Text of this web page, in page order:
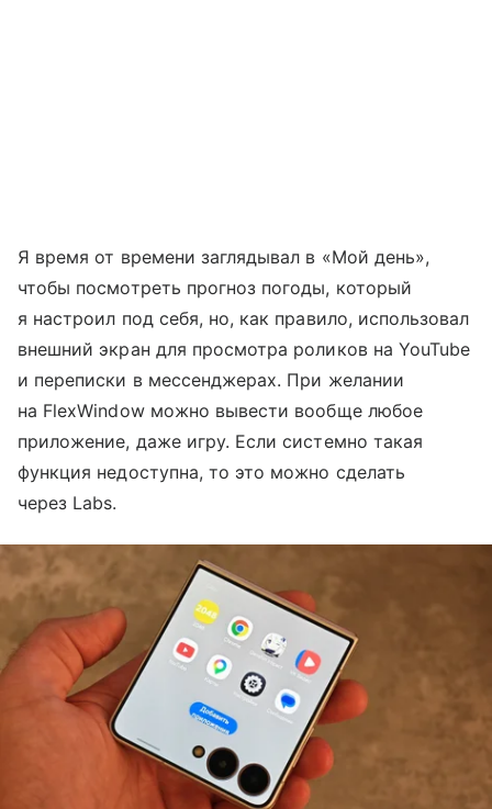
Я время от времени заглядывал в «Мой день»,
чтобы посмотреть прогноз погоды, который
я настроил под себя, но, как правило, использовал
внешний экран для просмотра роликов на YouTube
и переписки в мессенджерах. При желании
на FlexWindow можно вывести вообще любое
приложение, даже игру. Если системно такая
функция недоступна, то это можно сделать
через Labs.